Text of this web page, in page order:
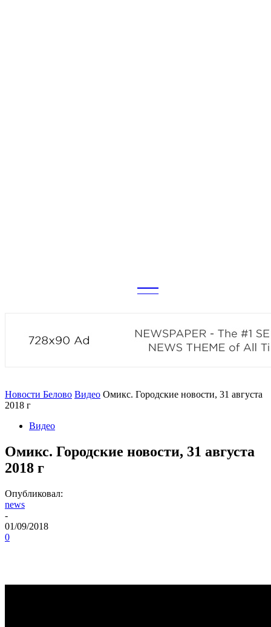
news
Новости Белово Видео Омикс. Городские новости, 31 августа
2018 г
Видео
Омикс. Городские новости, 31 августа
2018 г
Опубликовал:
news
-
01/09/2018
0